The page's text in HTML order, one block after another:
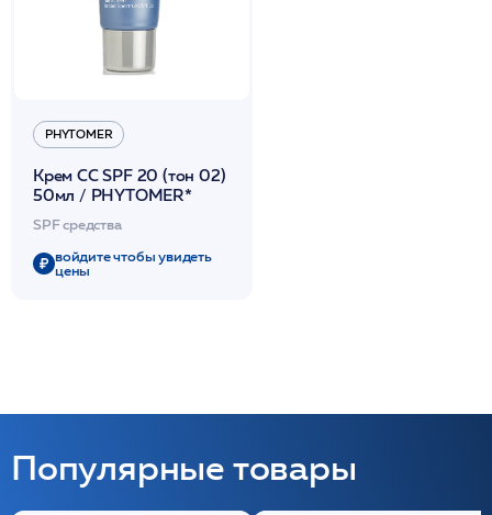
PHYTOMER
Крем СС SPF 20 (тон 02)
50мл / PHYTOMER*
SPF средства
войдите чтобы увидеть
цены
Популярные товары